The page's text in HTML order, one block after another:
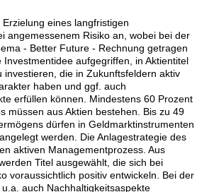
(2.41%)
SA (2.38%)
eines langfristigen
angemessenem Risiko an, wobei bei der
- Better Future - Rechnung getragen
Investmentidee aufgegriffen, in Aktientitel
investieren, die in Zukunftsfeldern aktiv
haben und ggf. auch
erfüllen können. Mindestens 60 Prozent
müssen aus Aktien bestehen. Bis zu 49
dürfen in Geldmarktinstrumenten
werden. Die Anlagestrategie des
aktiven Managementprozess. Aus
Titel ausgewählt, die sich bei
voraussichtlich positiv entwickeln. Bei der
auch Nachhaltigkeitsaspekte